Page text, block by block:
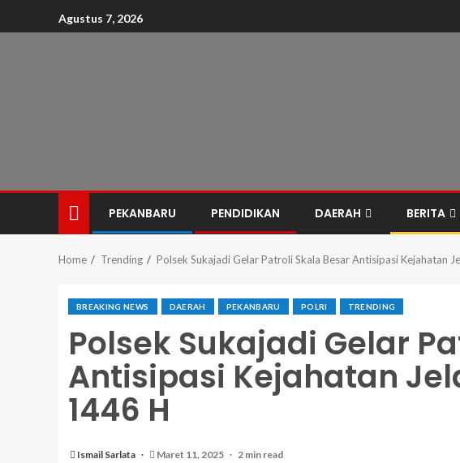
Agustus 7, 2026
PEKANBARU PENDIDIKAN DAERAH BERITA
Home Trending Polsek Sukajadi Gelar Patroli Skala Besar Antisipasi Kejahatan
BREAKING NEWS DAERAH PEKANBARU POLRI TRENDING
Polsek Sukajadi Gelar
Antisipasi Kejahatan
1446 H
Ismail Sarlata Maret 11, 2025 2 min read